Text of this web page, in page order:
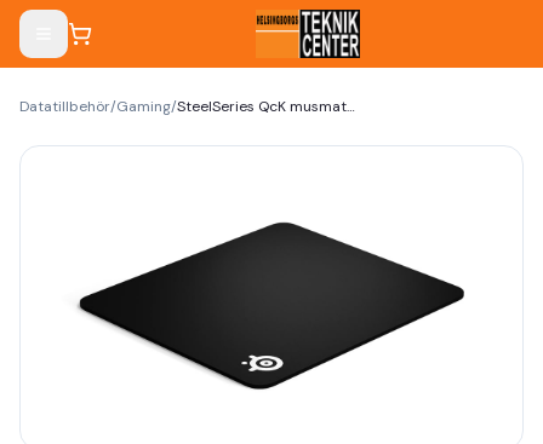
Datatillbehör/Gaming/ SteelSeries QcK musmatta